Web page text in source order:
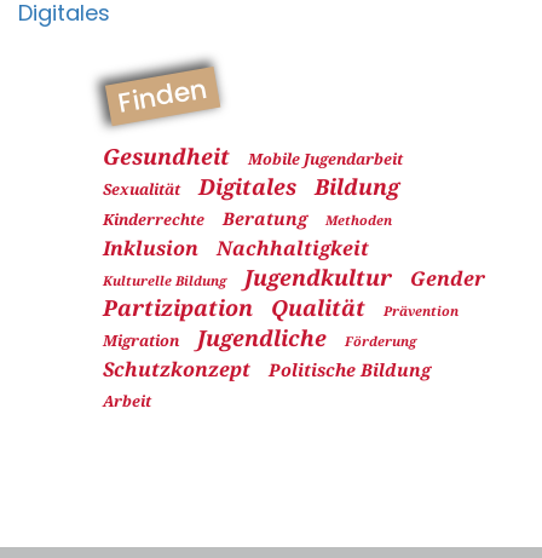
Digitales
Finden
Gesundheit
Mobile Jugendarbeit
Sexualität
Digitales Bildung
Kinderrechte Beratung Methoden
Inklusion Nachhaltigkeit
Kulturelle Bildung Jugendkultur Gender
Partizipation Qualität Prävention
Migration Jugendliche Förderung
Schutzkonzept Politische Bildung
Arbeit